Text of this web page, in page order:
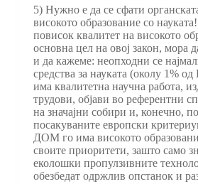
5) Нужно е да се сфати
високото образование со
повисок квалитет на високото
основна цел на овој закон, мора
и да кажеме: неопходни се
средства за науката (околу 1% од
има квалитетна научна работа,
трудови, објави во референтни
на значајни собири и, конечно,
посакуваните европски
ДОМ го има високото
своите приоритети, зашто само
еколошки пропулзивните
обезбедат одржлив опстанок и